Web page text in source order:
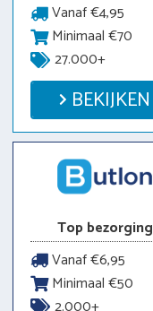
Vanaf €4,95
Minimaal €70
27.000+
BEKIJKEN
Top bezorging
Vanaf €6,95
Minimaal €50